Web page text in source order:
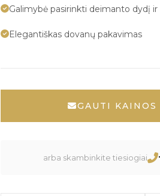
Galimybė pasirinkti deimanto dydį
Elegantiškas dovanų pakavimas
GAUTI KAINOS
arba skambinkite tiesiogiai